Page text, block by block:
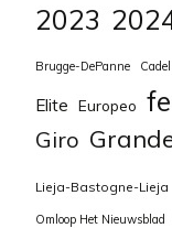
2023
Brugge-DePanne
Elite Europeo
Giro
Lieja-Bastogne-Lieja
Omloop Het Nieuwsblad